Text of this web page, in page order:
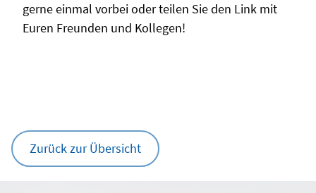
gerne einmal vorbei oder teilen Sie den Link mit
Euren Freunden und Kollegen!
Zurück zur Übersicht